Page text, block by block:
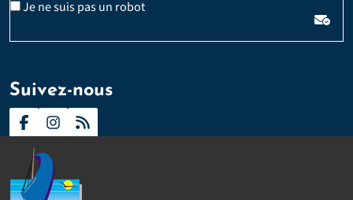
Je ne suis pas un robotVeuillez laisser ce champ vide :
Email
Suivez-nous